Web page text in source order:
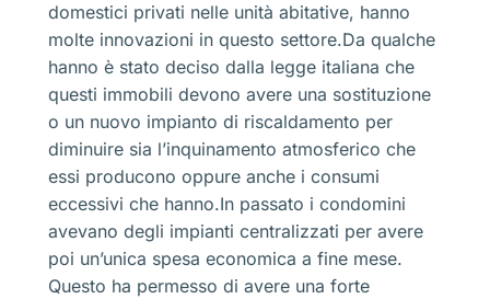
domestici privati nelle unità abitative, hanno
molte innovazioni in questo settore.Da qualche
hanno è stato deciso dalla legge italiana che
questi immobili devono avere una sostituzione
o un nuovo impianto di riscaldamento per
diminuire sia l’inquinamento atmosferico che
essi producono oppure anche i consumi
eccessivi che hanno.In passato i condomini
avevano degli impianti centralizzati per avere
poi un’unica spesa economica a fine mese.
Questo ha permesso di avere una forte